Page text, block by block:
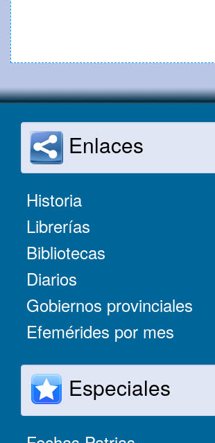
Enlaces
Historia
Librerías
Bibliotecas
Diarios
Gobiernos provinciales
Efemérides por mes
Especiales